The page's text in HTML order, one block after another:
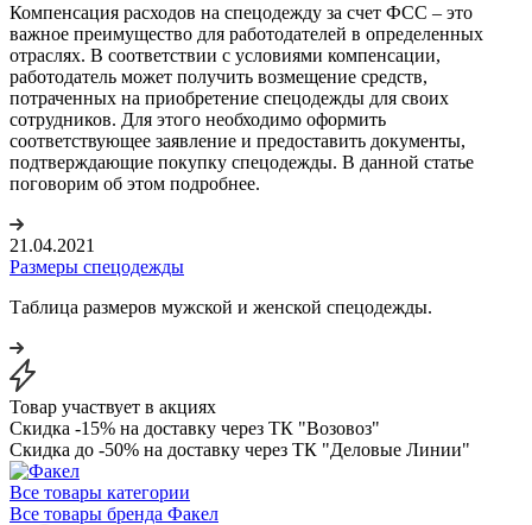
Компенсация расходов на спецодежду за счет ФСС – это
важное преимущество для работодателей в определенных
отраслях. В соответствии с условиями компенсации,
работодатель может получить возмещение средств,
потраченных на приобретение спецодежды для своих
сотрудников. Для этого необходимо оформить
соответствующее заявление и предоставить документы,
подтверждающие покупку спецодежды. В данной статье
поговорим об этом подробнее.
21.04.2021
Размеры спецодежды
Таблица размеров мужской и женской спецодежды.
Товар участвует в акциях
Скидка -15% на доставку через ТК "Возовоз"
Скидка до -50% на доставку через ТК "Деловые Линии"
Все товары категории
Все товары бренда Факел